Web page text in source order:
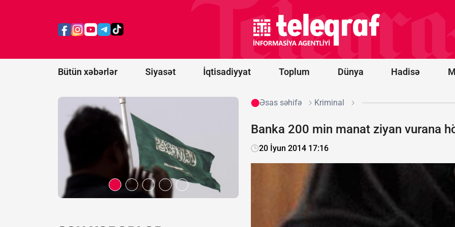
Bütün xəbərlər Siyasət İqtisadiyyat Toplum Dünya Hadisə
nəticəsində
yaralanıb
Belarus
"Euronews"u
ekstremist
resurslar
siyahısına
Əsas səhifə Kriminal
Banka 200 min manat ziyan vurana
20 İyun 2014 17:16